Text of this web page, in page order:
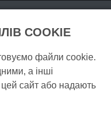
COOKIE
файли cookie.
а інші
сайт або надають